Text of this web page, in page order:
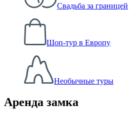
Свадьба за границей
Шоп-тур в Европу
Необычные туры
Аренда замка